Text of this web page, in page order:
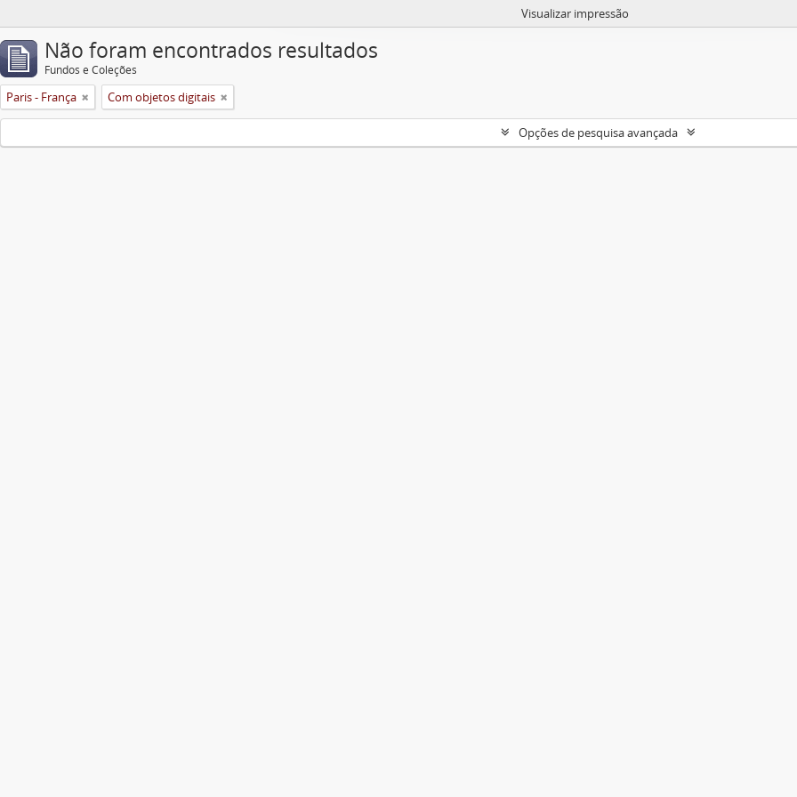
Visualizar impressão
Não foram encontrados resultados
Fundos e Coleções
Paris - França Com objetos digitais
Opções de pesquisa avançada